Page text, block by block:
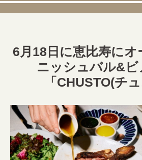
6月18日に恵比寿に
ニッシュバル&ビ
「CHUSTO(チュ